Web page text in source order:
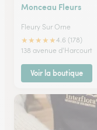
Monceau Fleurs
Fleury Sur Orne
★★★★★4.6 (178)
138 avenue d'Harcourt
Voir la boutique